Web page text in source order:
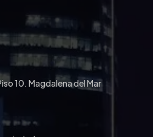
10. Magdalena del Mar